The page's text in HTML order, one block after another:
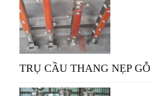
TRỤ CẦU THANG NẸP GỖ